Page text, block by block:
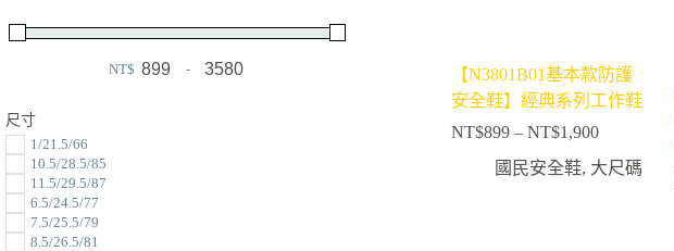
【N3801B01基本款防護
安全鞋】經典系列工作鞋
NT$899 – NT$1,900價
格
國民安全鞋, 大尺碼
NT$ Minimum Price
-
Maximum Price
尺寸
1/21.5/66
10.5/28.5/85
11.5/29.5/87
6.5/24.5/77
7.5/25.5/79
8.5/26.5/81